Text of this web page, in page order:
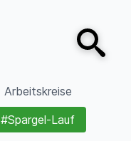
Arbeitskreise
#Spargel-Lauf
Open